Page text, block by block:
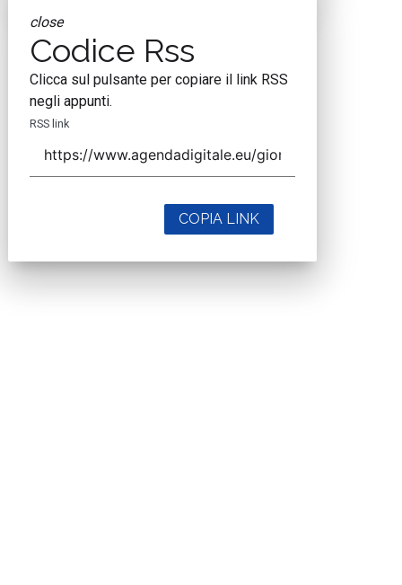
close
Codice Rss
Clicca sul pulsante per copiare il link RSS
negli appunti.
RSS link
COPIA LINK